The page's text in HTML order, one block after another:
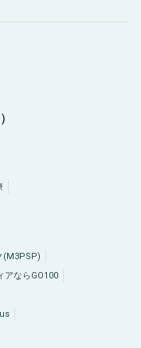
(M3PSP)
アならGO100